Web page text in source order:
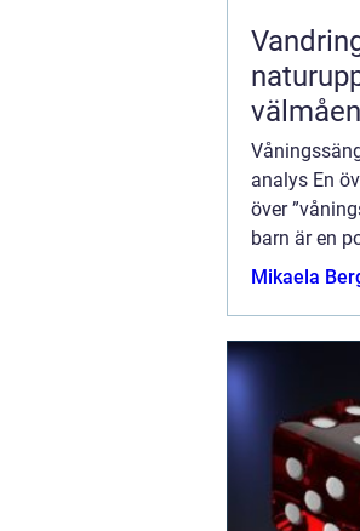
analys En
över
barn är en
som har
Mikaela